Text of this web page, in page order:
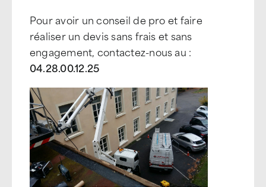
Pour avoir un conseil de pro et faire
réaliser un devis sans frais et sans
engagement, contactez-nous au :
04.28.00.12.25